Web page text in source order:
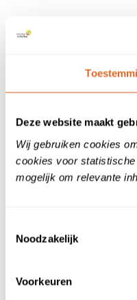
Deze website maakt
Wij gebruiken cookies
cookies voor
mogelijk om relevante
Noodzakelijk
Voorkeuren